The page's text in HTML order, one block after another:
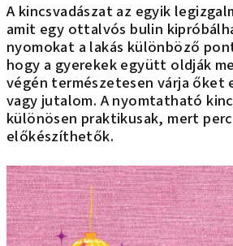
A kincsvadászat az egyik
amit egy ottalvós bulin
nyomokat a lakás különböző
hogy a gyerekek együtt oldják
végén természetesen várja őket
vagy jutalom. A nyomtatható
különösen praktikusak, mert
előkészíthetők.